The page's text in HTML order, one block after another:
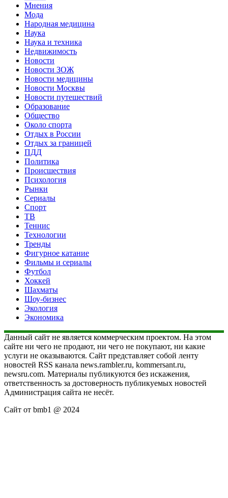
Мнения
Мода
Народная медицина
Наука
Наука и техника
Недвижимость
Новости
Новости ЗОЖ
Новости медицины
Новости Москвы
Новости путешествий
Образование
Общество
Около спорта
Отдых в России
Отдых за границей
ПДД
Политика
Происшествия
Психология
Рынки
Сериалы
Спорт
ТВ
Теннис
Технологии
Тренды
Фигурное катание
Фильмы и сериалы
Футбол
Хоккей
Шахматы
Шоу-бизнес
Экология
Экономика
Данный сайт не является коммерческим проектом. На этом
сайте ни чего не продают, ни чего не покупают, ни какие
услуги не оказываются. Сайт представляет собой ленту
новостей RSS канала news.rambler.ru, kommersant.ru,
newsru.com. Материалы публикуются без искажения,
ответственность за достоверность публикуемых новостей
Администрация сайта не несёт.
Сайт от bmb1 @ 2024